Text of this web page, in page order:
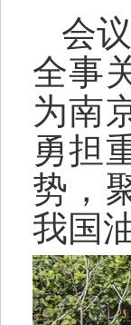
会
全事
为南
勇担
势，
我国